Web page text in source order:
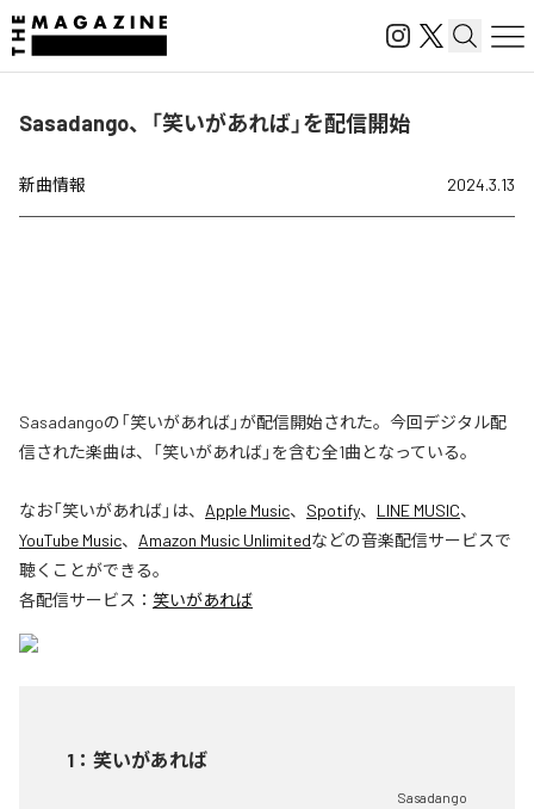
Sasadango、「笑いがあれば」を配信開始
新曲情報 2024.3.13
Sasadangoの「笑いがあれば」が配信開始された。今回デジタル配
信された楽曲は、「笑いがあれば」を含む全1曲となっている。
なお「笑いがあれば」は、 Apple Music、 Spotify、 LINE MUSIC、
YouTube Music、 Amazon Music Unlimitedなどの音楽配信サービスで
聴くことができる。
各配信サービス： 笑いがあれば
1 ： 笑いがあれば
Sasadango